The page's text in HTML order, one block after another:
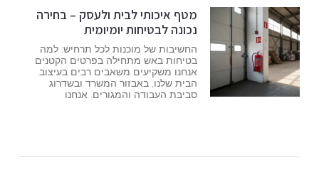
מטף איכותי לבית ולעסק – בחירה
נכונה לבטיחות יומיומית
החשיבות של מוכנות לכל תרחיש: למה
בטיחות באש מתחילה בפרטים הקטנים
אנחנו משקיעים משאבים רבים בעיצוב
הבית שלנו, באבזור המשרד ובשדרוג
סביבת העבודה והמגורים. אנחנו